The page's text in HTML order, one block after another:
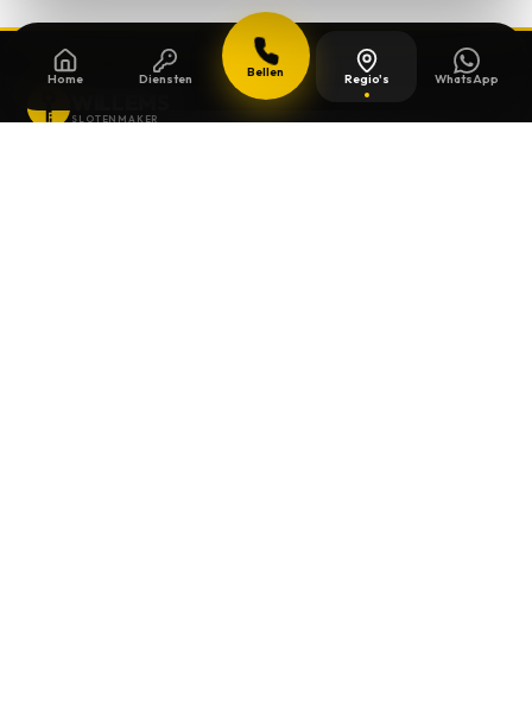
Home Diensten Bellen Regio's WhatsApp
SLOTENMAKER